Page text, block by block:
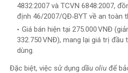
4832:2007 và TCVN 6848:2007,
định 46/2007/QĐ‑BYT về an toàn
Giá bán hiện tại 275.000 VNĐ
332.750 VNĐ), mang lại giá trị
dùng.
Đặc biệt, việc sử dụng dầu oliu để